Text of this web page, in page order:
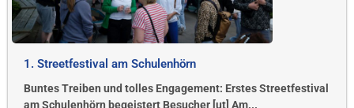
1. Streetfestival am Schulenhörn
Buntes Treiben und tolles Engagement: Erstes Streetfestival
am Schulenhörn begeistert Besucher [ut] Am...